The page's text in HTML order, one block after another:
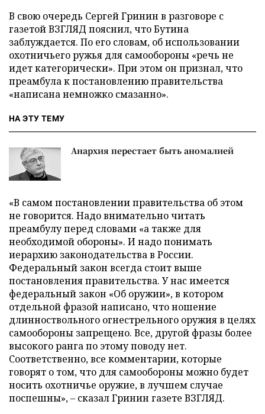
В свою очередь Сергей Гринин в разговоре с
газетой ВЗГЛЯД пояснил, что Бутина
заблуждается. По его словам, об использовании
охотничьего ружья для самообороны «речь не
идет категорически». При этом он признал, что
преамбула к постановлению правительства
«написана немножко смазанно».
НА ЭТУ ТЕМУ
Анархия перестает быть аномалией
«В самом постановлении правительства об этом
не говорится. Надо внимательно читать
преамбулу перед словами «а также для
необходимой обороны». И надо понимать
иерархию законодательства в России.
Федеральный закон всегда стоит выше
постановления правительства. У нас имеется
федеральный закон «Об оружии», в котором
отдельной фразой написано, что ношение
длинноствольного огнестрельного оружия в целях
самообороны запрещено. Все, другой фразы более
высокого ранга по этому поводу нет.
Соответственно, все комментарии, которые
говорят о том, что для самообороны можно будет
носить охотничье оружие, в лучшем случае
поспешны», – сказал Гринин газете ВЗГЛЯД.